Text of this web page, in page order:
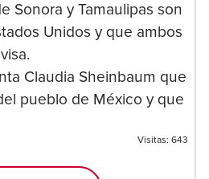
Sonora y Tamaulipas son
Unidos y que ambos
Claudia Sheinbaum que
pueblo de México y que
Visitas: 643